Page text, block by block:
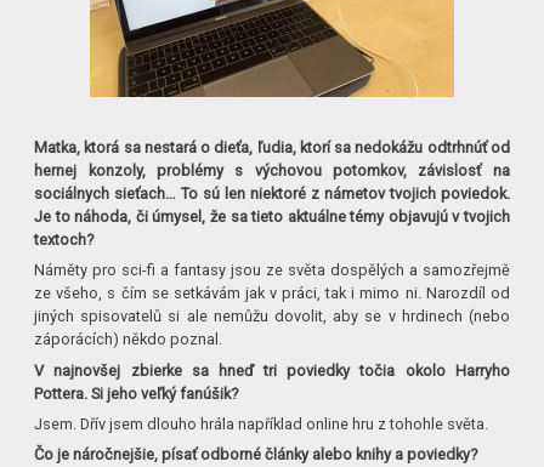
Matka, ktorá sa nestará o dieťa, ľudia, ktorí sa nedokážu odtrhnúť od
hernej konzoly, problémy s výchovou potomkov, závislosť na
sociálnych sieťach… To sú len niektoré z námetov tvojich poviedok.
Je to náhoda, či úmysel, že sa tieto aktuálne témy objavujú v tvojich
textoch?
Náměty pro sci-fi a fantasy jsou ze světa dospělých a samozřejmě
ze všeho, s čím se setkávám jak v práci, tak i mimo ni. Narozdíl od
jiných spisovatelů si ale nemůžu dovolit, aby se v hrdinech (nebo
záporácích) někdo poznal.
V najnovšej zbierke sa hneď tri poviedky točia okolo Harryho
Pottera. Si jeho veľký fanúšik?
Jsem. Dřív jsem dlouho hrála například online hru z tohohle světa.
Čo je náročnejšie, písať odborné články alebo knihy a poviedky?